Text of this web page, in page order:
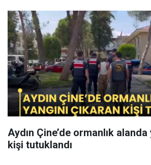
Aydın Çine’de ormanlık alanda
kişi tutuklandı